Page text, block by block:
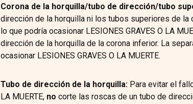
Corona de la horquilla/tubo de dirección/tubo
dirección de la horquilla ni los tubos superiores de la
lo que podría ocasionar LESIONES GRAVES O LA
dirección de la horquilla de la corona inferior. La
ocasionar LESIONES GRAVES O LA MUERTE.
Tubo de dirección de la horquilla:Para evitar el
LA MUERTE, no corte las roscas de un tubo de